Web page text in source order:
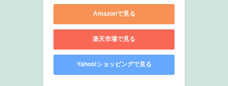
Amazonで見る
楽天市場で見る
Yahoo!ショッピングで見る